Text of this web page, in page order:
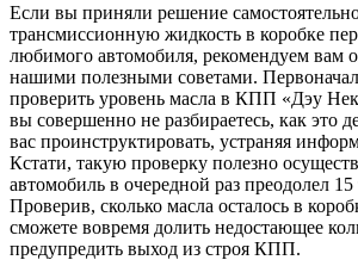
Если вы приняли решение
трансмиссионную жидкость в коробке
любимого автомобиля, рекомендуем вам
нашими полезными советами.
проверить уровень масла в КПП «Дэу
вы совершенно не разбираетесь, как это
вас проинструктировать, устраняя
Кстати, такую проверку полезно
автомобиль в очередной раз преодолел
Проверив, сколько масла осталось в
сможете вовремя долить недостающее
предупредить выход из строя КПП.